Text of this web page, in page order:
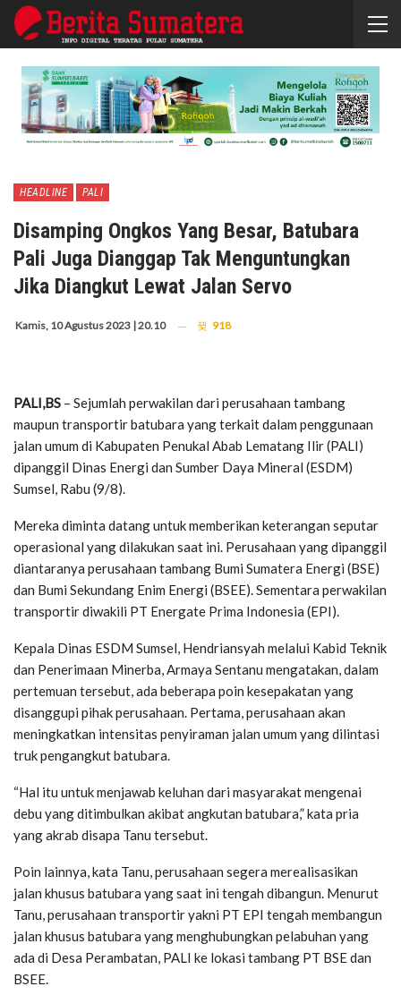
HEADLINE PALI
Disamping Ongkos Yang Besar, Batubara
Pali Juga Dianggap Tak Menguntungkan
Jika Diangkut Lewat Jalan Servo
Kamis, 10 Agustus 2023 | 20.10 918
PALI,BS – Sejumlah perwakilan dari perusahaan tambang
maupun transportir batubara yang terkait dalam penggunaan
jalan umum di Kabupaten Penukal Abab Lematang Ilir (PALI)
dipanggil Dinas Energi dan Sumber Daya Mineral (ESDM)
Sumsel, Rabu (9/8).
Mereka diminta datang untuk memberikan keterangan seputar
operasional yang dilakukan saat ini. Perusahaan yang dipanggil
diantaranya perusahaan tambang Bumi Sumatera Energi (BSE)
dan Bumi Sekundang Enim Energi (BSEE). Sementara perwakilan
transportir diwakili PT Energate Prima Indonesia (EPI).
Kepala Dinas ESDM Sumsel, Hendriansyah melalui Kabid Teknik
dan Penerimaan Minerba, Armaya Sentanu mengatakan, dalam
pertemuan tersebut, ada beberapa poin kesepakatan yang
disanggupi pihak perusahaan. Pertama, perusahaan akan
meningkatkan intensitas penyiraman jalan umum yang dilintasi
truk pengangkut batubara.
“Hal itu untuk menjawab keluhan dari masyarakat mengenai
debu yang ditimbulkan akibat angkutan batubara,” kata pria
yang akrab disapa Tanu tersebut.
Poin lainnya, kata Tanu, perusahaan segera merealisasikan
jalan khusus batubara yang saat ini tengah dibangun. Menurut
Tanu, perusahaan transportir yakni PT EPI tengah membangun
jalan khusus batubara yang menghubungkan pelabuhan yang
ada di Desa Perambatan, PALI ke lokasi tambang PT BSE dan
BSEE.